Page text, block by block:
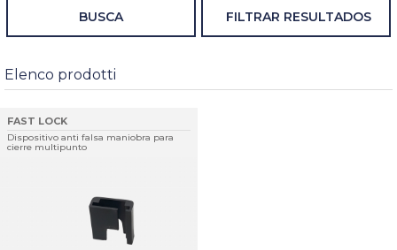
BUSCA FILTRAR RESULTADOS
Elenco prodotti
FAST LOCK
Dispositivo anti falsa maniobra para
cierre multipunto